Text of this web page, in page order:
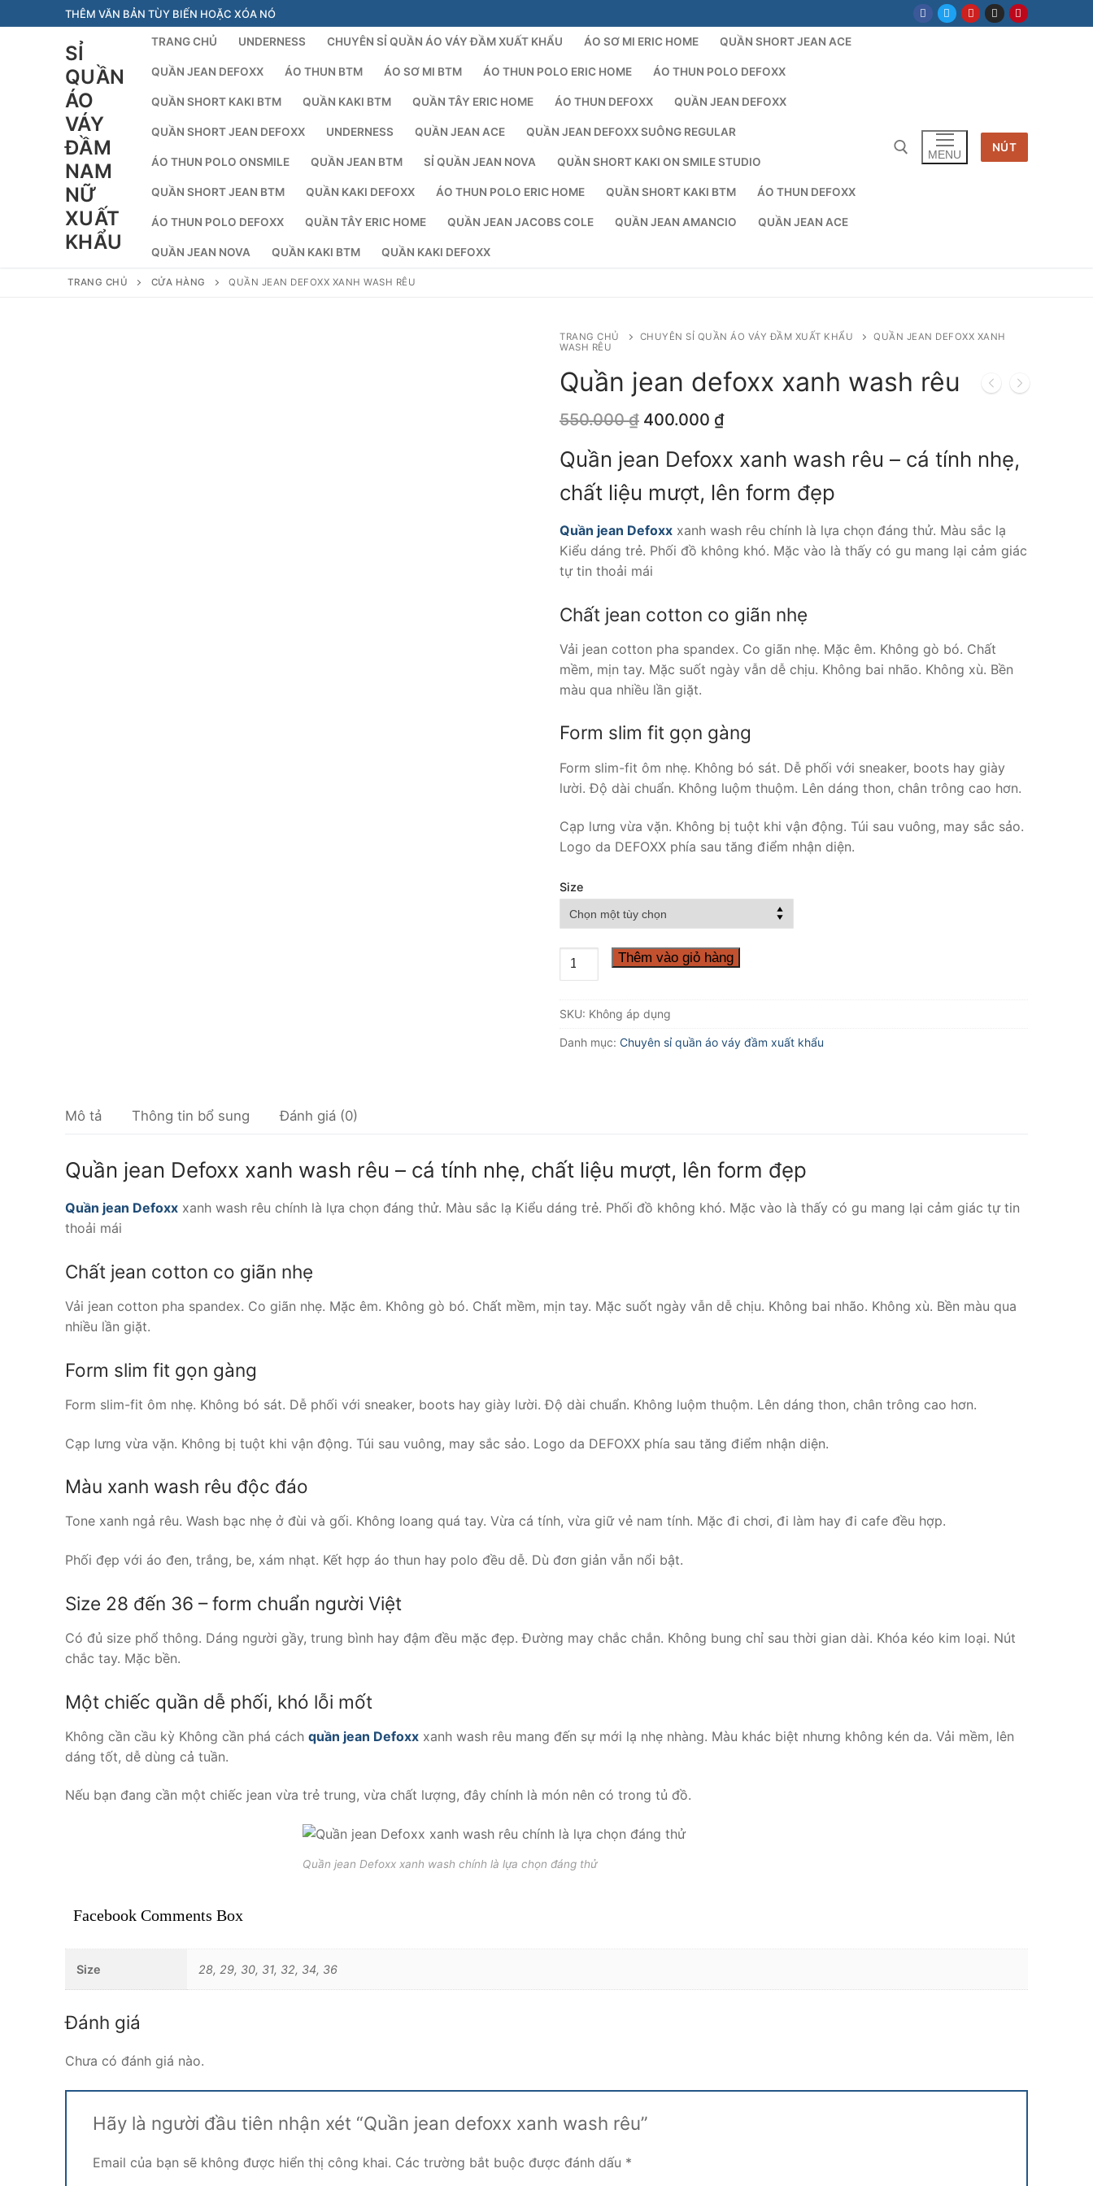
đến
THÊM VĂN BẢN TÙY BIẾN HOẶC XÓA NÓ
SỈ
QUẦN
ÁO
VÁY
ĐẦM
NAM
NỮ
XUẤT
KHẨU
TRANG CHỦ UNDERNESS CHUYÊN SỈ QUẦN ÁO VÁY ĐẦM XUẤT KHẨU ÁO SƠ MI ERIC HOME QUẦN SHORT JEAN ACE
QUẦN JEAN DEFOXX ÁO THUN BTM ÁO SƠ MI BTM ÁO THUN POLO ERIC HOME ÁO THUN POLO DEFOXX
QUẦN SHORT KAKI BTM QUẦN KAKI BTM QUẦN TÂY ERIC HOME ÁO THUN DEFOXX QUẦN JEAN DEFOXX
QUẦN SHORT JEAN DEFOXX UNDERNESS QUẦN JEAN ACE QUẦN JEAN DEFOXX SUÔNG REGULAR
ÁO THUN POLO ONSMILE QUẦN JEAN BTM SỈ QUẦN JEAN NOVA QUẦN SHORT KAKI ON SMILE STUDIO
QUẦN SHORT JEAN BTM QUẦN KAKI DEFOXX ÁO THUN POLO ERIC HOME QUẦN SHORT KAKI BTM ÁO THUN DEFOXX
ÁO THUN POLO DEFOXX QUẦN TÂY ERIC HOME QUẦN JEAN JACOBS COLE QUẦN JEAN AMANCIO QUẦN JEAN ACE
QUẦN JEAN NOVA QUẦN KAKI BTM QUẦN KAKI DEFOXX
Tìm kiếm cho:
MENU
NÚT
TRANG CHỦ CỬA HÀNG QUẦN JEAN DEFOXX XANH WASH RÊU
TRANG CHỦ CHUYÊN SỈ QUẦN ÁO VÁY ĐẦM XUẤT KHẨU
QUẦN JEAN DEFOXX XANH
WASH RÊU
Quần jean defoxx xanh wash rêu
550.000₫ Giá
là:
550.000 ₫.
400.000 ₫Giá
tại
là:
400.000 ₫.
Quần jean Defoxx xanh wash rêu – cá tính nhẹ,
chất liệu mượt, lên form đẹp
Quần jean Defoxx xanh wash rêu chính là lựa chọn đáng thử. Màu sắc lạ
Kiểu dáng trẻ. Phối đồ không khó. Mặc vào là thấy có gu mang lại cảm giác
tự tin thoải mái
Chất jean cotton co giãn nhẹ
Vải jean cotton pha spandex. Co giãn nhẹ. Mặc êm. Không gò bó. Chất
mềm, mịn tay. Mặc suốt ngày vẫn dễ chịu. Không bai nhão. Không xù. Bền
màu qua nhiều lần giặt.
Form slim fit gọn gàng
Form slim-fit ôm nhẹ. Không bó sát. Dễ phối với sneaker, boots hay giày
lười. Độ dài chuẩn. Không luộm thuộm. Lên dáng thon, chân trông cao hơn.
Cạp lưng vừa vặn. Không bị tuột khi vận động. Túi sau vuông, may sắc sảo.
Logo da DEFOXX phía sau tăng điểm nhận diện.
Size
Quần
jean
xanh
wash
Thêm vào giỏ hàng
SKU: Không áp dụng
Danh mục: Chuyên sỉ quần áo váy đầm xuất khẩu
Mô tả Thông tin bổ sung Đánh giá (0)
Quần jean Defoxx xanh wash rêu – cá tính nhẹ, chất liệu mượt, lên form đẹp
Quần jean Defoxx xanh wash rêu chính là lựa chọn đáng thử. Màu sắc lạ Kiểu dáng trẻ. Phối đồ không khó. Mặc vào là thấy có gu mang lại cảm giác tự tin
thoải mái
Chất jean cotton co giãn nhẹ
Vải jean cotton pha spandex. Co giãn nhẹ. Mặc êm. Không gò bó. Chất mềm, mịn tay. Mặc suốt ngày vẫn dễ chịu. Không bai nhão. Không xù. Bền màu qua
nhiều lần giặt.
Form slim fit gọn gàng
Form slim-fit ôm nhẹ. Không bó sát. Dễ phối với sneaker, boots hay giày lười. Độ dài chuẩn. Không luộm thuộm. Lên dáng thon, chân trông cao hơn.
Cạp lưng vừa vặn. Không bị tuột khi vận động. Túi sau vuông, may sắc sảo. Logo da DEFOXX phía sau tăng điểm nhận diện.
Màu xanh wash rêu độc đáo
Tone xanh ngả rêu. Wash bạc nhẹ ở đùi và gối. Không loang quá tay. Vừa cá tính, vừa giữ vẻ nam tính. Mặc đi chơi, đi làm hay đi cafe đều hợp.
Phối đẹp với áo đen, trắng, be, xám nhạt. Kết hợp áo thun hay polo đều dễ. Dù đơn giản vẫn nổi bật.
Size 28 đến 36 – form chuẩn người Việt
Có đủ size phổ thông. Dáng người gầy, trung bình hay đậm đều mặc đẹp. Đường may chắc chắn. Không bung chỉ sau thời gian dài. Khóa kéo kim loại. Nút
chắc tay. Mặc bền.
Một chiếc quần dễ phối, khó lỗi mốt
Không cần cầu kỳ Không cần phá cách quần jean Defoxx xanh wash rêu mang đến sự mới lạ nhẹ nhàng. Màu khác biệt nhưng không kén da. Vải mềm, lên
dáng tốt, dễ dùng cả tuần.
Nếu bạn đang cần một chiếc jean vừa trẻ trung, vừa chất lượng, đây chính là món nên có trong tủ đồ.
Quần jean Defoxx xanh wash chính là lựa chọn đáng thử
Facebook Comments Box
Size 28, 29, 30, 31, 32, 34, 36
Đánh giá
Chưa có đánh giá nào.
Hãy là người đầu tiên nhận xét “Quần jean defoxx xanh wash rêu”
Email của bạn sẽ không được hiển thị công khai. Các trường bắt buộc được đánh dấu *